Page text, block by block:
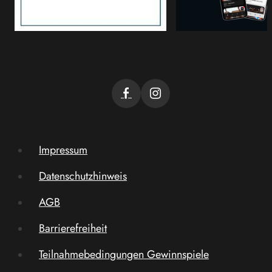
Impressum
Datenschutzhinweis
AGB
Barrierefreiheit
Teilnahmebedingungen Gewinnspiele